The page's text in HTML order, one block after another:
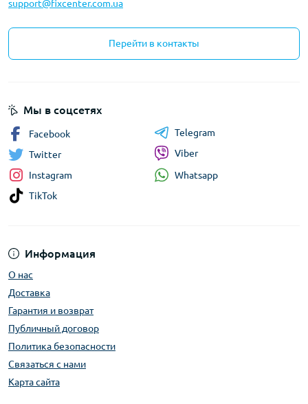
support@fixcenter.com.ua
Перейти в контакты
Информация
О нас
Доставка
Гарантия и возврат
Публичный договор
Политика безопасности
Связаться с нами
Карта сайта
Мы в соцсетях
Facebook
Twitter
Instagram
TikTok
Telegram
Viber
Whatsapp